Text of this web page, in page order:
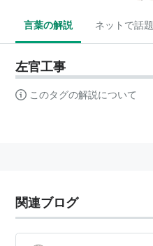
言葉の解説 ネットで話題
左官工事
このタグの解説について
関連ブログ